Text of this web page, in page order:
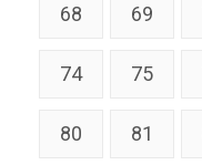
68 69
74 75
80 81